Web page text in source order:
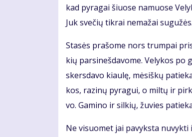
kad py­ra­gai šiuo­se na­muo­se
Juk sve­čių tik­rai ne­ma­žai su­gu­žės.
Sta­sės pra­šo­me nors trum­pai
kių par­si­neš­da­vo­me. Ve­ly­kos po
skers­da­vo kiau­lę, mė­siš­kų
kos, ra­zi­nų py­ra­gui, o mil­tų ir
vo. Ga­mi­no ir sil­kių, žu­vies
Ne vi­suo­met jai pa­vyks­ta